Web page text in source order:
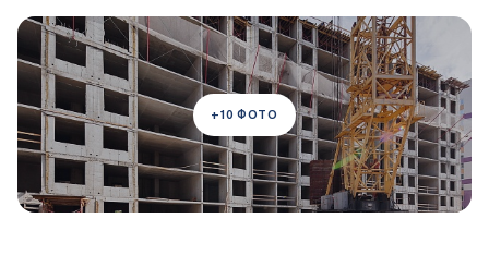
+10 ФОТО